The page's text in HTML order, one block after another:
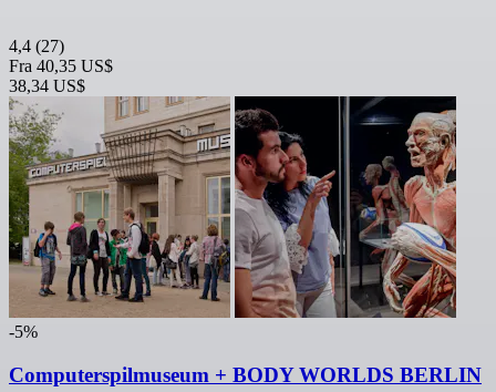
4,4 (27)
Fra 40,35 US$
38,34 US$
-5%
Computerspilmuseum + BODY WORLDS BERLIN